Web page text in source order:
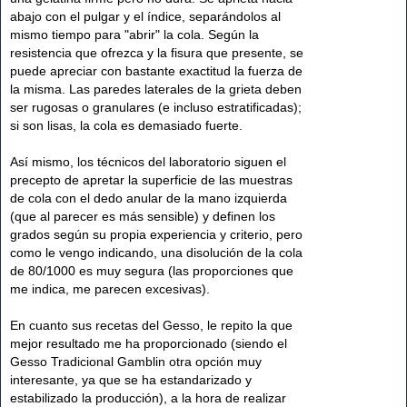
abajo con el pulgar y el índice, separándolos al
mismo tiempo para "abrir" la cola. Según la
resistencia que ofrezca y la fisura que presente, se
puede apreciar con bastante exactitud la fuerza de
la misma. Las paredes laterales de la grieta deben
ser rugosas o granulares (e incluso estratificadas);
si son lisas, la cola es demasiado fuerte.
Así mismo, los técnicos del laboratorio siguen el
precepto de apretar la superficie de las muestras
de cola con el dedo anular de la mano izquierda
(que al parecer es más sensible) y definen los
grados según su propia experiencia y criterio, pero
como le vengo indicando, una disolución de la cola
de 80/1000 es muy segura (las proporciones que
me indica, me parecen excesivas).
En cuanto sus recetas del Gesso, le repito la que
mejor resultado me ha proporcionado (siendo el
Gesso Tradicional Gamblin otra opción muy
interesante, ya que se ha estandarizado y
estabilizado la producción), a la hora de realizar